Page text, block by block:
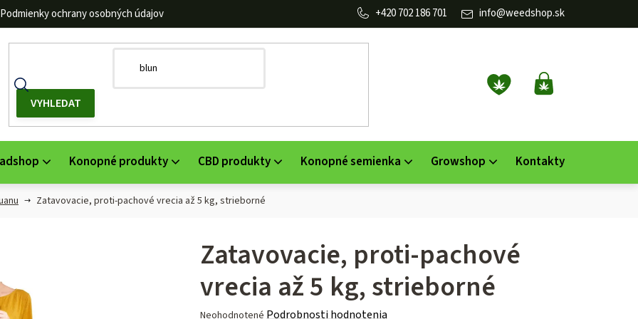
Podmienky ochrany osobných údajov info@weedshop.sk
702 186 701
NÁKUPNÝ
KOŠÍK
Konopné produkty CBD produkty Konopné semienka Growshop Kontakty
Zatavovacie, proti-pachové vrecia až 5 kg, strieborné
Zatavovacie, proti-pachové
vrecia až 5 kg, strieborné
Priemerné
Neohodnotené Podrobnosti hodnotenia